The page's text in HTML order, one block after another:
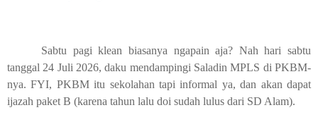
Sabtu pagi klean biasanya ngapain aja? Nah hari sabtu
tanggal 24 Juli 2026, daku mendampingi Saladin MPLS di PKBM-
nya. FYI, PKBM itu sekolahan tapi informal ya, dan akan dapat
ijazah paket B (karena tahun lalu doi sudah lulus dari SD Alam).